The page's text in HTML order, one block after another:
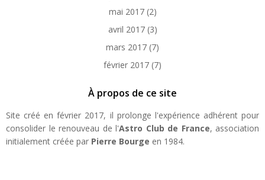
mai 2017(2)
avril 2017(3)
mars 2017 (7)
février 2017 (7)
À propos de ce site
Site créé en février 2017, il prolonge l'expérience adhérent pour
consolider le renouveau de l'Astro Club de France, association
initialement créée par Pierre Bourge en 1984.